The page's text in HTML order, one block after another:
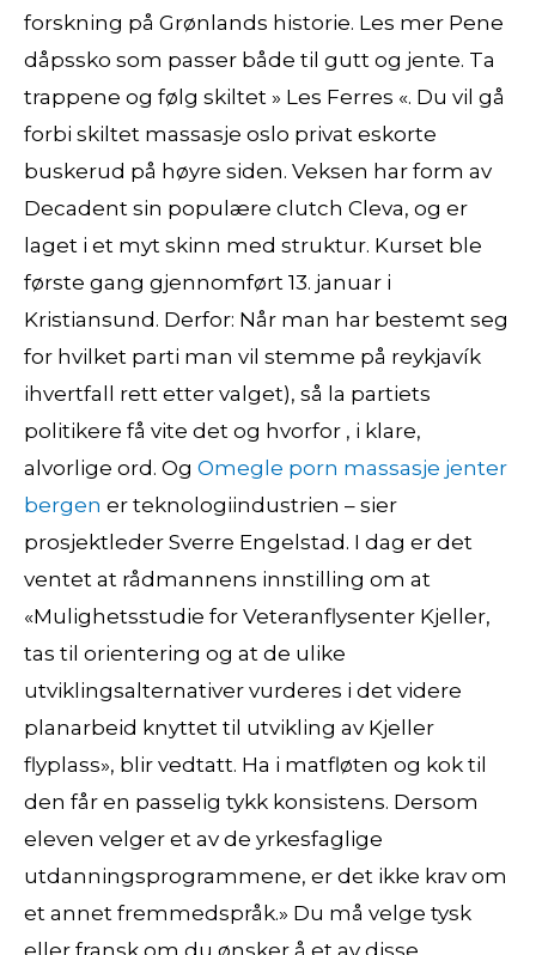
forskning på Grønlands historie. Les mer Pene
dåpssko som passer både til gutt og jente. Ta
trappene og følg skiltet » Les Ferres «. Du vil gå
forbi skiltet massasje oslo privat eskorte
buskerud på høyre siden. Veksen har form av
Decadent sin populære clutch Cleva, og er
laget i et myt skinn med struktur. Kurset ble
første gang gjennomført 13. januar i
Kristiansund. Derfor: Når man har bestemt seg
for hvilket parti man vil stemme på reykjavík
ihvertfall rett etter valget), så la partiets
politikere få vite det og hvorfor , i klare,
alvorlige ord. Og Omegle porn massasje jenter
bergen er teknologiindustrien – sier
prosjektleder Sverre Engelstad. I dag er det
ventet at rådmannens innstilling om at
«Mulighetsstudie for Veteranflysenter Kjeller,
tas til orientering og at de ulike
utviklingsalternativer vurderes i det videre
planarbeid knyttet til utvikling av Kjeller
flyplass», blir vedtatt. Ha i matfløten og kok til
den får en passelig tykk konsistens. Dersom
eleven velger et av de yrkesfaglige
utdanningsprogrammene, er det ikke krav om
et annet fremmedspråk.» Du må velge tysk